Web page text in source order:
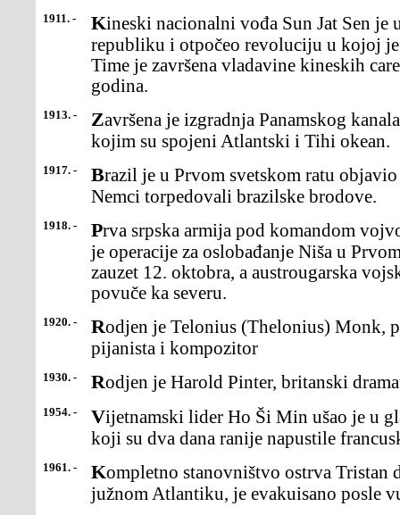
1911. - Kineski nacionalni vođa Sun Jat Sen je u Vučangu proglasio
republiku i otpočeo revoluciju u kojoj
Time je završena vladavine kineskih
godina.
1913. - Završena je izgradnja Panamskog kanala dugog 81,6 kilometara,
kojim su spojeni Atlantski i Tihi okean.
1917. - Brazil je u Prvom svetskom ratu objavio rat Nemačkoj, nakon što su
Nemci torpedovali brazilske brodove.
1918. - Prva srpska armija pod komandom vojvode Petra Bojovića počela
je operacije za oslobađanje Niša u
zauzet 12. oktobra, a austrougarska
povuče ka severu.
1920. - Rodjen je Telonius (Thelonius) Monk, proslavljeni američki džez
pijanista i kompozitor
1930. - Rodjen je Harold Pinter, britanski
1954. - Vijetnamski lider Ho Ši Min ušao je u glavni grad Vijetnama Hanoj,
koji su dva dana ranije napustile
1961. - Kompletno stanovništvo ostrva Tristan de Kunja (Cunha), u
južnom Atlantiku, je evakuisano posle